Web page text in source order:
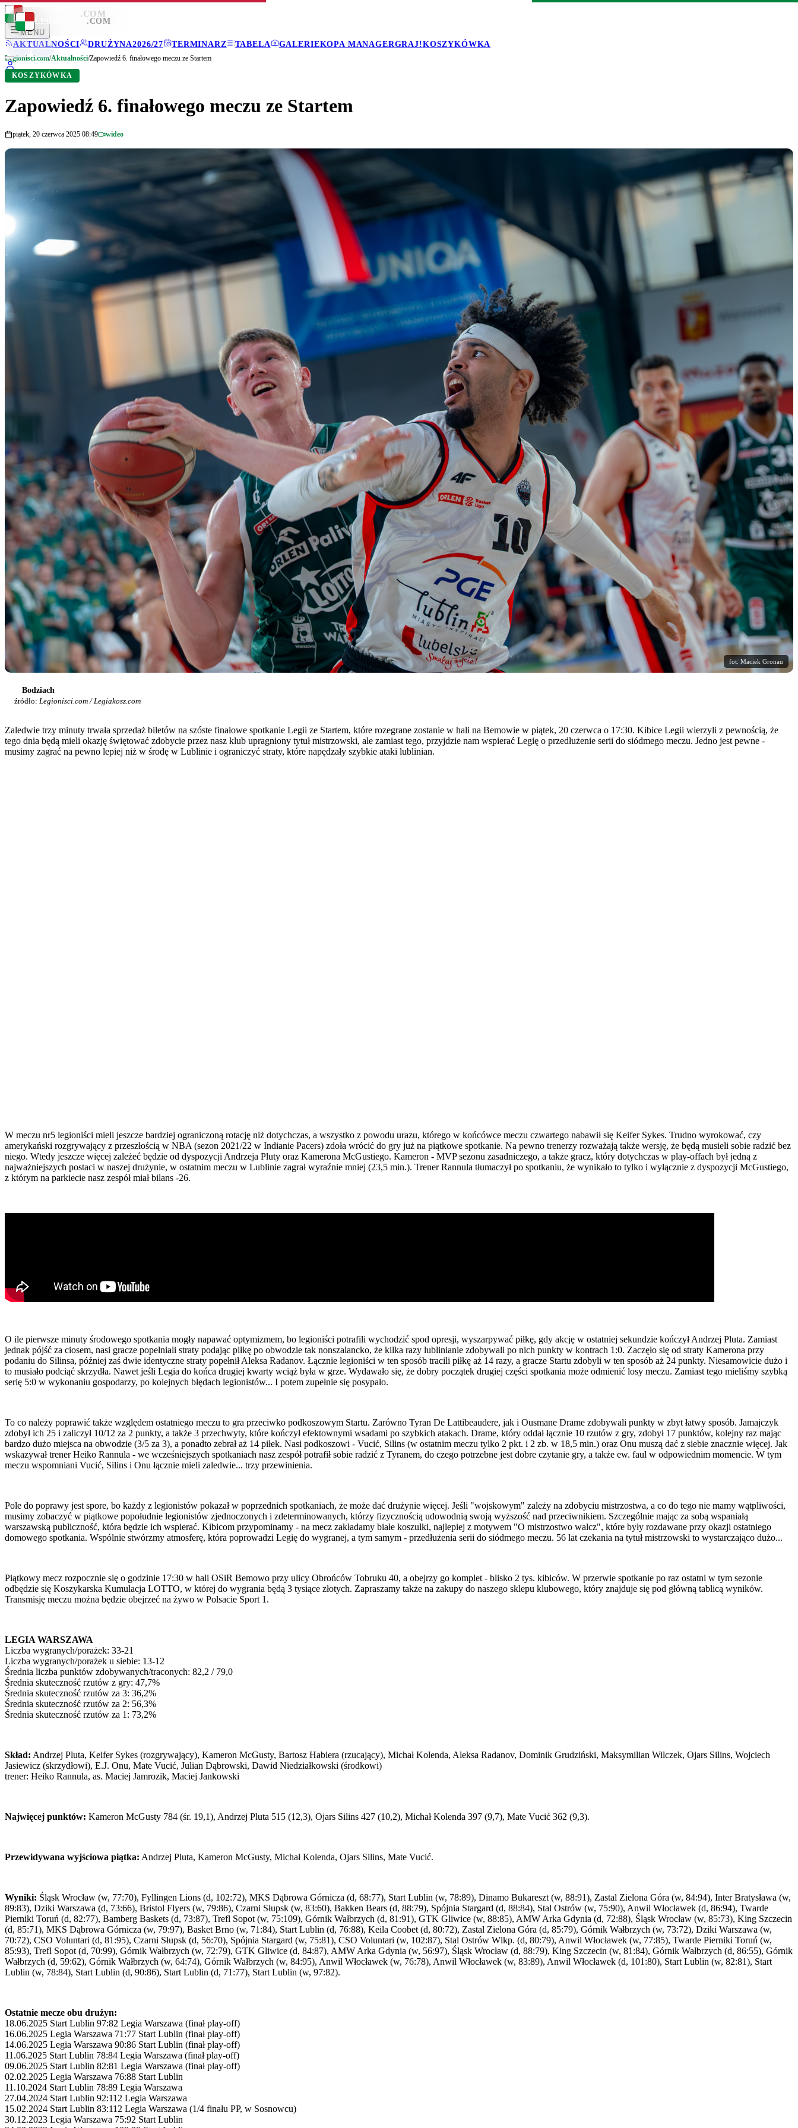
LEGIONISCI .COM
MENU
AKTUALNOŚCI
DRUŻYNA2026/27 TERMINARZ TABELA GALERIEKOPA MANAGERGRAJ!KOSZYKÓWKA
LEGIONISCI .COM
Legionisci.com/Aktualności/Zapowiedź 6. finałowego meczu ze Startem
KOSZYKÓWKA
Zapowiedź 6. finałowego meczu ze Startem
piątek, 20 czerwca 2025 08:49 wideo
fot. Maciek Gronau
Bodziach
źródło: Legionisci.com / Legiakosz.com
Zaledwie trzy minuty trwała sprzedaż biletów na szóste finałowe spotkanie Legii ze Startem, które rozegrane zostanie w hali na Bemowie w piątek, 20 czerwca o 17:30. Kibice Legii wierzyli z pewnością, że
tego dnia będą mieli okazję świętować zdobycie przez nasz klub upragniony tytuł mistrzowski, ale zamiast tego, przyjdzie nam wspierać Legię o przedłużenie serii do siódmego meczu. Jedno jest pewne -
musimy zagrać na pewno lepiej niż w środę w Lublinie i ograniczyć straty, które napędzały szybkie ataki lublinian.
W meczu nr5 legioniści mieli jeszcze bardziej ograniczoną rotację niż dotychczas, a wszystko z powodu urazu, którego w końcówce meczu czwartego nabawił się Keifer Sykes. Trudno wyrokować, czy
amerykański rozgrywający z przeszłością w NBA (sezon 2021/22 w Indianie Pacers) zdoła wrócić do gry już na piątkowe spotkanie. Na pewno trenerzy rozważają także wersję, że będą musieli sobie radzić bez
niego. Wtedy jeszcze więcej zależeć będzie od dyspozycji Andrzeja Pluty oraz Kamerona McGustiego. Kameron - MVP sezonu zasadniczego, a także gracz, który dotychczas w play-offach był jedną z
najważniejszych postaci w naszej drużynie, w ostatnim meczu w Lublinie zagrał wyraźnie mniej (23,5 min.). Trener Rannula tłumaczył po spotkaniu, że wynikało to tylko i wyłącznie z dyspozycji McGustiego,
z którym na parkiecie nasz zespół miał bilans -26.
O ile pierwsze minuty środowego spotkania mogły napawać optymizmem, bo legioniści potrafili wychodzić spod opresji, wyszarpywać piłkę, gdy akcję w ostatniej sekundzie kończył Andrzej Pluta. Zamiast
jednak pójść za ciosem, nasi gracze popełniali straty podając piłkę po obwodzie tak nonszalancko, że kilka razy lublinianie zdobywali po nich punkty w kontrach 1:0. Zaczęło się od straty Kamerona przy
podaniu do Silinsa, później zaś dwie identyczne straty popełnił Aleksa Radanov. Łącznie legioniści w ten sposób tracili piłkę aż 14 razy, a gracze Startu zdobyli w ten sposób aż 24 punkty. Niesamowicie dużo i
to musiało podciąć skrzydła. Nawet jeśli Legia do końca drugiej kwarty wciąż była w grze. Wydawało się, że dobry początek drugiej części spotkania może odmienić losy meczu. Zamiast tego mieliśmy szybką
serię 5:0 w wykonaniu gospodarzy, po kolejnych błędach legionistów... I potem zupełnie się posypało.
To co należy poprawić także względem ostatniego meczu to gra przeciwko podkoszowym Startu. Zarówno Tyran De Lattibeaudere, jak i Ousmane Drame zdobywali punkty w zbyt łatwy sposób. Jamajczyk
zdobył ich 25 i zaliczył 10/12 za 2 punkty, a także 3 przechwyty, które kończył efektownymi wsadami po szybkich atakach. Drame, który oddał łącznie 10 rzutów z gry, zdobył 17 punktów, kolejny raz mając
bardzo dużo miejsca na obwodzie (3/5 za 3), a ponadto zebrał aż 14 piłek. Nasi podkoszowi - Vucić, Silins (w ostatnim meczu tylko 2 pkt. i 2 zb. w 18,5 min.) oraz Onu muszą dać z siebie znacznie więcej. Jak
wskazywał trener Heiko Rannula - we wcześniejszych spotkaniach nasz zespół potrafił sobie radzić z Tyranem, do czego potrzebne jest dobre czytanie gry, a także ew. faul w odpowiednim momencie. W tym
meczu wspomniani Vucić, Silins i Onu łącznie mieli zaledwie... trzy przewinienia.
Pole do poprawy jest spore, bo każdy z legionistów pokazał w poprzednich spotkaniach, że może dać drużynie więcej. Jeśli "wojskowym" zależy na zdobyciu mistrzostwa, a co do tego nie mamy wątpliwości,
musimy zobaczyć w piątkowe popołudnie legionistów zjednoczonych i zdeterminowanych, którzy fizycznością udowodnią swoją wyższość nad przeciwnikiem. Szczególnie mając za sobą wspaniałą
warszawską publiczność, która będzie ich wspierać. Kibicom przypominamy - na mecz zakładamy białe koszulki, najlepiej z motywem "O mistrzostwo walcz", które były rozdawane przy okazji ostatniego
domowego spotkania. Wspólnie stwórzmy atmosferę, która poprowadzi Legię do wygranej, a tym samym - przedłużenia serii do siódmego meczu. 56 lat czekania na tytuł mistrzowski to wystarczająco dużo...
Piątkowy mecz rozpocznie się o godzinie 17:30 w hali OSiR Bemowo przy ulicy Obrońców Tobruku 40, a obejrzy go komplet - blisko 2 tys. kibiców. W przerwie spotkanie po raz ostatni w tym sezonie
odbędzie się Koszykarska Kumulacja LOTTO, w której do wygrania będą 3 tysiące złotych. Zapraszamy także na zakupy do naszego sklepu klubowego, który znajduje się pod główną tablicą wyników.
Transmisję meczu można będzie obejrzeć na żywo w Polsacie Sport 1.
LEGIA WARSZAWA
Liczba wygranych/porażek: 33-21
Liczba wygranych/porażek u siebie: 13-12
Średnia liczba punktów zdobywanych/traconych: 82,2 / 79,0
Średnia skuteczność rzutów z gry: 47,7%
Średnia skuteczność rzutów za 3: 36,2%
Średnia skuteczność rzutów za 2: 56,3%
Średnia skuteczność rzutów za 1: 73,2%
Skład: Andrzej Pluta, Keifer Sykes (rozgrywający), Kameron McGusty, Bartosz Habiera (rzucający), Michał Kolenda, Aleksa Radanov, Dominik Grudziński, Maksymilian Wilczek, Ojars Silins, Wojciech
Jasiewicz (skrzydłowi), E.J. Onu, Mate Vucić, Julian Dąbrowski, Dawid Niedziałkowski (środkowi)
trener: Heiko Rannula, as. Maciej Jamrozik, Maciej Jankowski
Najwięcej punktów: Kameron McGusty 784 (śr. 19,1), Andrzej Pluta 515 (12,3), Ojars Silins 427 (10,2), Michał Kolenda 397 (9,7), Mate Vucić 362 (9,3).
Przewidywana wyjściowa piątka: Andrzej Pluta, Kameron McGusty, Michał Kolenda, Ojars Silins, Mate Vucić.
Wyniki: Śląsk Wrocław (w, 77:70), Fyllingen Lions (d, 102:72), MKS Dąbrowa Górnicza (d, 68:77), Start Lublin (w, 78:89), Dinamo Bukareszt (w, 88:91), Zastal Zielona Góra (w, 84:94), Inter Bratysława (w,
89:83), Dziki Warszawa (d, 73:66), Bristol Flyers (w, 79:86), Czarni Słupsk (w, 83:60), Bakken Bears (d, 88:79), Spójnia Stargard (d, 88:84), Stal Ostrów (w, 75:90), Anwil Włocławek (d, 86:94), Twarde
Pierniki Toruń (d, 82:77), Bamberg Baskets (d, 73:87), Trefl Sopot (w, 75:109), Górnik Wałbrzych (d, 81:91), GTK Gliwice (w, 88:85), AMW Arka Gdynia (d, 72:88), Śląsk Wrocław (w, 85:73), King Szczecin
(d, 85:71), MKS Dąbrowa Górnicza (w, 79:97), Basket Brno (w, 71:84), Start Lublin (d, 76:88), Keila Coobet (d, 80:72), Zastal Zielona Góra (d, 85:79), Górnik Wałbrzych (w, 73:72), Dziki Warszawa (w,
70:72), CSO Voluntari (d, 81:95), Czarni Słupsk (d, 56:70), Spójnia Stargard (w, 75:81), CSO Voluntari (w, 102:87), Stal Ostrów Wlkp. (d, 80:79), Anwil Włocławek (w, 77:85), Twarde Pierniki Toruń (w,
85:93), Trefl Sopot (d, 70:99), Górnik Wałbrzych (w, 72:79), GTK Gliwice (d, 84:87), AMW Arka Gdynia (w, 56:97), Śląsk Wrocław (d, 88:79), King Szczecin (w, 81:84), Górnik Wałbrzych (d, 86:55), Górnik
Wałbrzych (d, 59:62), Górnik Wałbrzych (w, 64:74), Górnik Wałbrzych (w, 84:95), Anwil Włocławek (w, 76:78), Anwil Włocławek (w, 83:89), Anwil Włocławek (d, 101:80), Start Lublin (w, 82:81), Start
Lublin (w, 78:84), Start Lublin (d, 90:86), Start Lublin (d, 71:77), Start Lublin (w, 97:82).
Ostatnie mecze obu drużyn:
18.06.2025 Start Lublin 97:82 Legia Warszawa (finał play-off)
16.06.2025 Legia Warszawa 71:77 Start Lublin (finał play-off)
14.06.2025 Legia Warszawa 90:86 Start Lublin (finał play-off)
11.06.2025 Start Lublin 78:84 Legia Warszawa (finał play-off)
09.06.2025 Start Lublin 82:81 Legia Warszawa (finał play-off)
02.02.2025 Legia Warszawa 76:88 Start Lublin
11.10.2024 Start Lublin 78:89 Legia Warszawa
27.04.2024 Start Lublin 92:112 Legia Warszawa
15.02.2024 Start Lublin 83:112 Legia Warszawa (1/4 finału PP, w Sosnowcu)
30.12.2023 Legia Warszawa 75:92 Start Lublin